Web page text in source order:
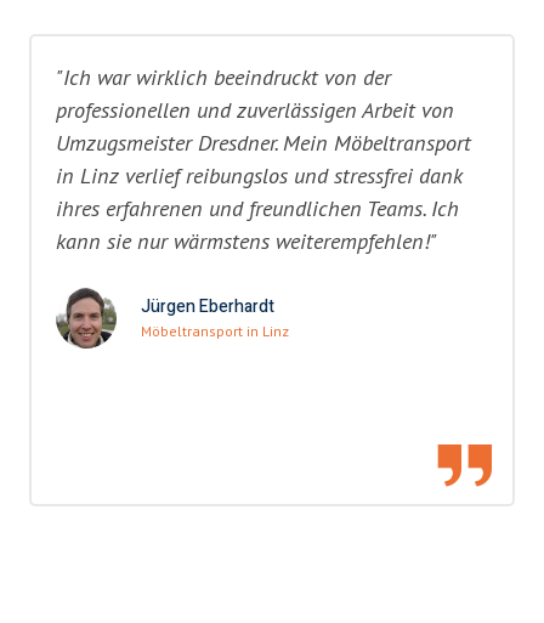
"Ich war wirklich beeindruckt von der
professionellen und zuverlässigen Arbeit von
Umzugsmeister Dresdner. Mein Möbeltransport
in Linz verlief reibungslos und stressfrei dank
ihres erfahrenen und freundlichen Teams. Ich
kann sie nur wärmstens weiterempfehlen!"
Jürgen Eberhardt
Möbeltransport in Linz